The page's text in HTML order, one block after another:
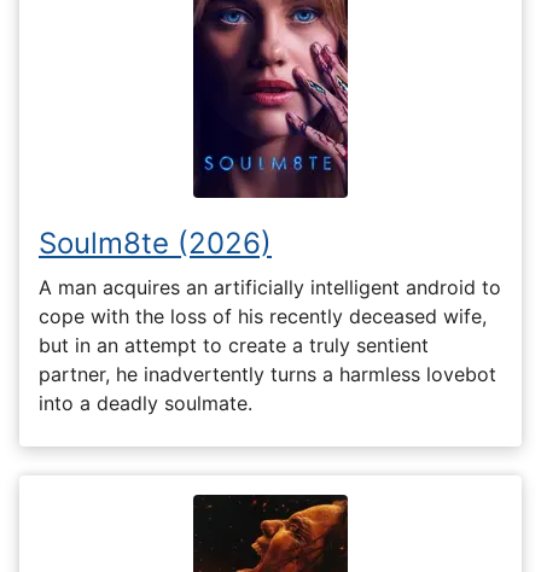
Soulm8te (2026)
A man acquires an artificially intelligent android to
cope with the loss of his recently deceased wife,
but in an attempt to create a truly sentient
partner, he inadvertently turns a harmless lovebot
into a deadly soulmate.